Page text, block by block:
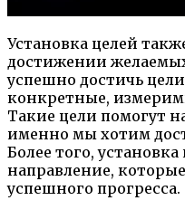
Установка целей
достижении
успешно достичь
конкретные,
Такие цели помогут
именно мы хотим
Более того,
направление,
успешного прогресса.